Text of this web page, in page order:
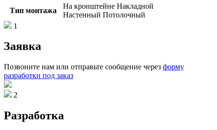
Тип монтажа
На кронштейне Накладной
Настенный Потолочный
1
Заявка
Позвоните нам или отправьте сообщение через форму
разработки под заказ
2
Разработка